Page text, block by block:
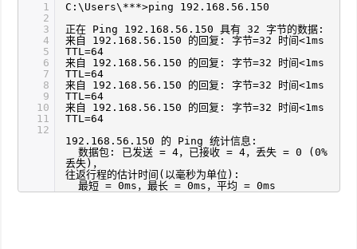
1
2
3
4
5
6
7
8
9
10
11
12
C:\Users\***>ping 192.168.56.150
正在 Ping 192.168.56.150 具有 32 字节的数据:
来自 192.168.56.150 的回复: 字节=32 时间<1ms
TTL=64
来自 192.168.56.150 的回复: 字节=32 时间<1ms
TTL=64
来自 192.168.56.150 的回复: 字节=32 时间<1ms
TTL=64
来自 192.168.56.150 的回复: 字节=32 时间<1ms
TTL=64
192.168.56.150 的 Ping 统计信息:
数据包: 已发送 = 4，已接收 = 4，丢失 = 0 (0%
丢失)，
往返行程的估计时间(以毫秒为单位):
最短 = 0ms，最长 = 0ms，平均 = 0ms